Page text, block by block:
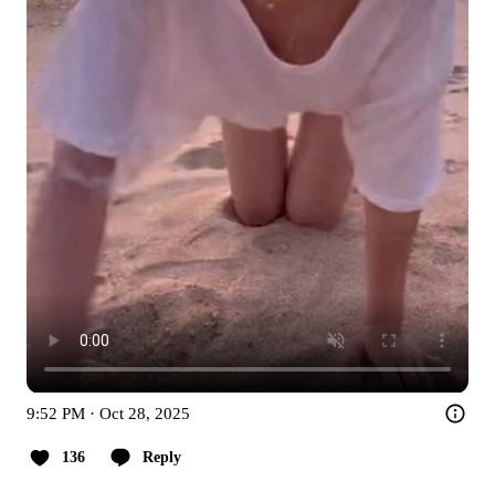
9:52 PM · Oct 28, 2025
136 Reply